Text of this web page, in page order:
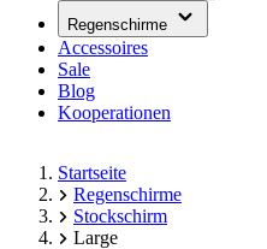
Untermenü)
Regenschirme
(hat
Accessoires
Sale
Blog
Kooperationen
Startseite
Regenschirme
Stockschirm
Large